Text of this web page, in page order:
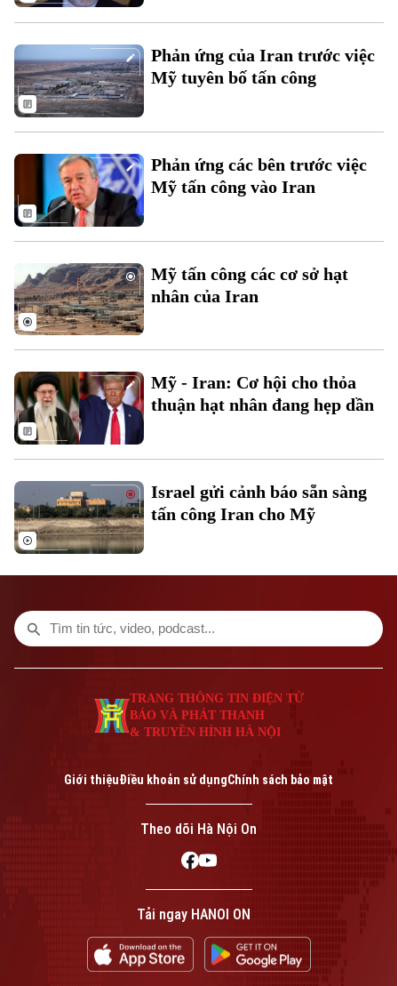
Tòa soạn
0865.116.699 (hotline) 0865.116.699
phép số: Số 63/GP-TTDT, cấp ngày 10/05/2023
TRANG THÔNG TIN ĐIỆN TỬ
CỦA CƠ QUAN BÁO VÀ PHÁT THANH TRUYỀN HÌNH HÀ NỘI
Số 3-5 Huỳnh Thúc Kháng-Phường Láng-Hà Nội
Phản ứng của Iran trước việc
Mỹ tuyên bố tấn công
Phản ứng các bên trước việc
Mỹ tấn công vào Iran
Mỹ tấn công các cơ sở hạt
nhân của Iran
Mỹ - Iran: Cơ hội cho thỏa
thuận hạt nhân đang hẹp dần
Israel gửi cảnh báo sẵn sàng
tấn công Iran cho Mỹ
TRANG THÔNG TIN ĐIỆN TỬ
BÁO VÀ PHÁT THANH
& TRUYỀN HÌNH HÀ NỘI
Giới thiệuĐiều khoản sử dụngChính sách bảo mật
Theo dõi Hà Nội On
Tải ngay HANOI ON